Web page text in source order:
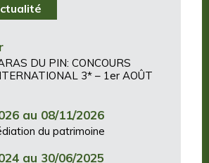
DU PIN: CONCOURS
3* – 1er AOÛT
au 08/11/2026
du patrimoine
au 30/06/2025